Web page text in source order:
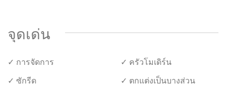
จุดเด่น
✓ การจัดการ
✓ ครัวโมเดิร์น
✓ ซักรีด
✓ ตกแต่งเป็นบางส่วน